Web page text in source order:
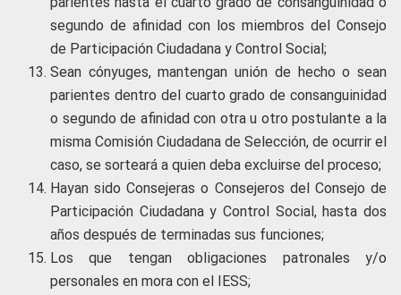
segundo de afinidad con los miembros del Consejo
de Participación Ciudadana y Control Social;
Sean cónyuges, mantengan unión de hecho o sean
parientes dentro del cuarto grado de consanguinidad
o segundo de afinidad con otra u otro postulante a la
misma Comisión Ciudadana de Selección, de ocurrir el
caso, se sorteará a quien deba excluirse del proceso;
Hayan sido Consejeras o Consejeros del Consejo de
Participación Ciudadana y Control Social, hasta dos
años después de terminadas sus funciones;
Los que tengan obligaciones patronales y/o
personales en mora con el IESS;